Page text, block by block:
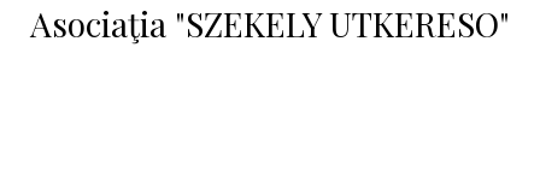
Asociaţia "SZEKELY UTKERESO"